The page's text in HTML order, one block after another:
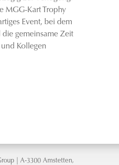
MGG-Kart Trophy
Event, bei dem
gemeinsame Zeit
Kollegen
| A-3300 Amstetten,